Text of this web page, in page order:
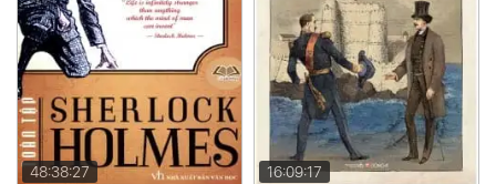
16:09:17 14:53:28